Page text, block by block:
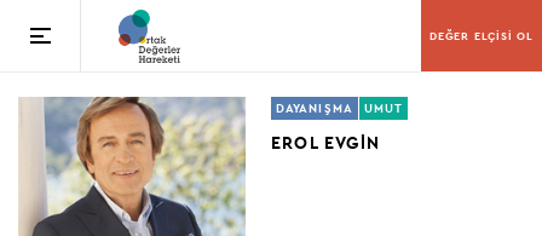
DEĞER ELÇİSİ OL
DAYANIŞMA UMUT
EROL EVGİN